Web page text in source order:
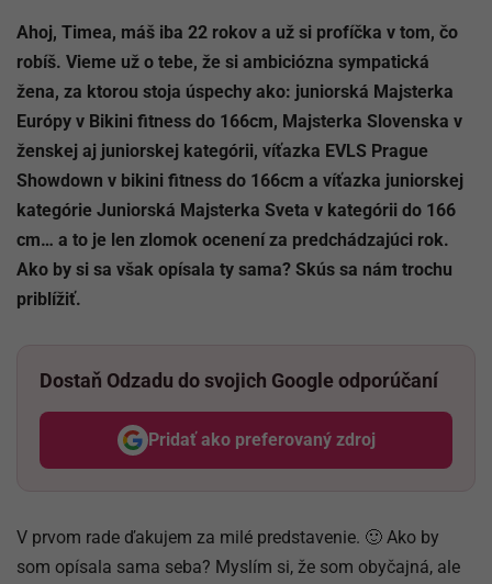
Ahoj, Timea, máš iba 22 rokov a už si profíčka v tom, čo
robíš. Vieme už o tebe, že si ambiciózna sympatická
žena, za ktorou stoja úspechy ako: juniorská Majsterka
Európy v Bikini fitness do 166cm, Majsterka Slovenska v
ženskej aj juniorskej kategórii, víťazka EVLS Prague
Showdown v bikini fitness do 166cm a víťazka juniorskej
kategórie Juniorská Majsterka Sveta v kategórii do 166
cm… a to je len zlomok ocenení za predchádzajúci rok.
Ako by si sa však opísala ty sama? Skús sa nám trochu
priblížiť.
Dostaň Odzadu do svojich Google odporúčaní
Pridať ako preferovaný zdroj
Odzadu, odkaz sa otvorí v
V prvom rade ďakujem za milé predstavenie. 🙂 Ako by
som opísala sama seba? Myslím si, že som obyčajná, ale